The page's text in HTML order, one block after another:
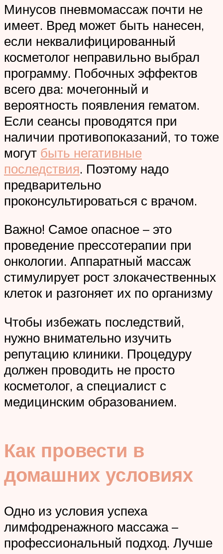
Минусов пневмомассаж почти не
имеет. Вред может быть нанесен,
если неквалифицированный
косметолог неправильно выбрал
программу. Побочных эффектов
всего два: мочегонный и
вероятность появления гематом.
Если сеансы проводятся при
наличии противопоказаний, то тоже
могут быть негативные
последствия. Поэтому надо
предварительно
проконсультироваться с врачом.
Важно! Самое опасное – это
проведение прессотерапии при
онкологии. Аппаратный массаж
стимулирует рост злокачественных
клеток и разгоняет их по организму
Чтобы избежать последствий,
нужно внимательно изучить
репутацию клиники. Процедуру
должен проводить не просто
косметолог, а специалист с
медицинским образованием.
Как провести в
домашних условиях
Одно из условия успеха
лимфодренажного массажа –
профессиональный подход. Лучше